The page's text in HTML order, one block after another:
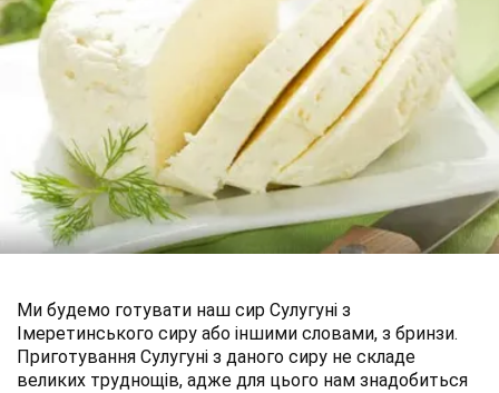
Ми будемо готувати наш сир Сулугуні з
Імеретинського сиру або іншими словами, з бринзи.
Приготування Сулугуні з даного сиру не складе
великих труднощів, адже для цього нам знадобиться